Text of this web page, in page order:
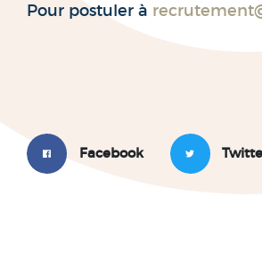
Pour postuler à
Facebook